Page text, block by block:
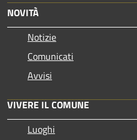
NOVITÀ
Notizie
Comunicati
Avvisi
VIVERE IL COMUNE
Luoghi